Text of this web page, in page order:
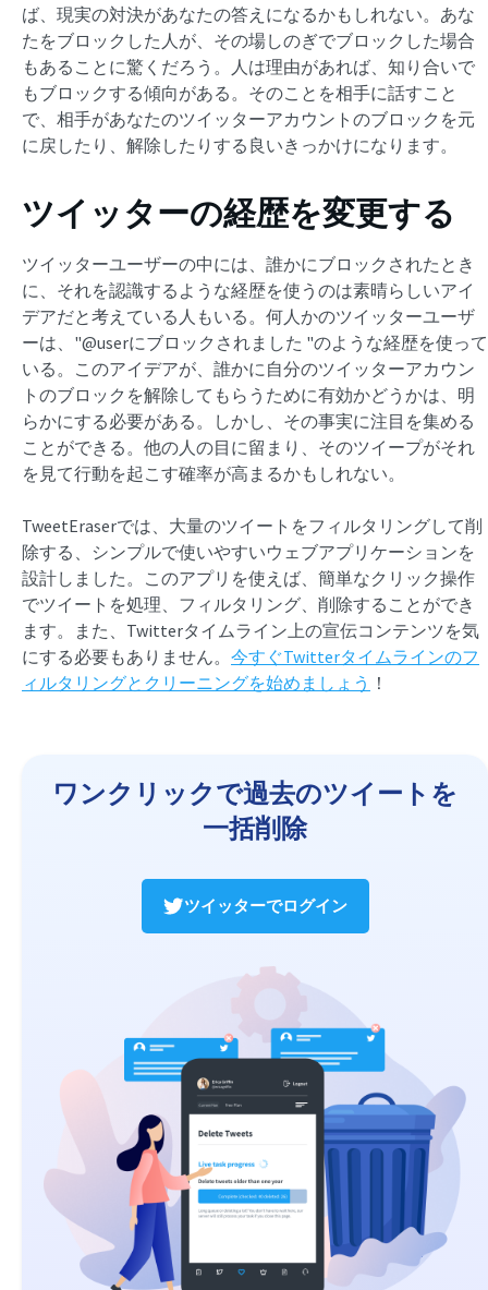
ば、現実の対決があなたの答えになるかもしれない。あな
たをブロックした人が、その場しのぎでブロックした場合
もあることに驚くだろう。人は理由があれば、知り合いで
もブロックする傾向がある。そのことを相手に話すこと
で、相手があなたのツイッターアカウントのブロックを元
に戻したり、解除したりする良いきっかけになります。
ツイッターの経歴を変更する
ツイッターユーザーの中には、誰かにブロックされたとき
に、それを認識するような経歴を使うのは素晴らしいアイ
デアだと考えている人もいる。何人かのツイッターユーザ
ーは、"@userにブロックされました "のような経歴を使って
いる。このアイデアが、誰かに自分のツイッターアカウン
トのブロックを解除してもらうために有効かどうかは、明
らかにする必要がある。しかし、その事実に注目を集める
ことができる。他の人の目に留まり、そのツイープがそれ
を見て行動を起こす確率が高まるかもしれない。
TweetEraserでは、大量のツイートをフィルタリングして削
除する、シンプルで使いやすいウェブアプリケーションを
設計しました。このアプリを使えば、簡単なクリック操作
でツイートを処理、フィルタリング、削除することができ
ます。また、Twitterタイムライン上の宣伝コンテンツを気
にする必要もありません。 今すぐTwitterタイムラインのフ
ィルタリングとクリーニングを始めましょう ！
ワンクリックで過去のツイートを
一括削除
ツイッターでログイン